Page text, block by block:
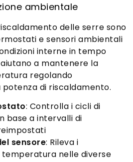
ambientale
delle serre sono
e sensori ambientali
interne in tempo
a mantenere la
regolando
di riscaldamento.
: Controlla i cicli di
base a intervalli di
sensore: Rileva i
nelle diverse